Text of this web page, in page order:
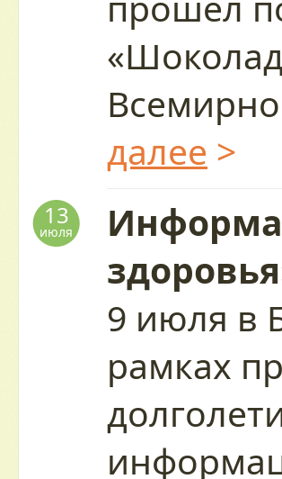
далее >
13
июля
9 июля в
рамках